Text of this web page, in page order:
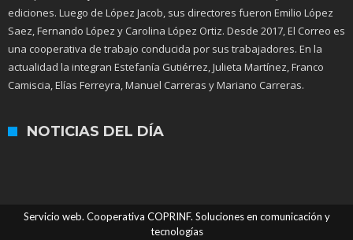
ediciones. Luego de López Jacob, sus directores fueron Emilio López
Saez, Fernando López y Carolina López Ortiz. Desde 2017, El Correo es
una cooperativa de trabajo conducida por sus trabajadores. En la
actualidad la integran Estefanía Gutiérrez, Julieta Martínez, Franco
Camiscia, Elías Ferreyra, Manuel Carreras y Mariano Carreras.
NOTICIAS DEL DÍA
Servicio web. Cooperativa COPRINF. Soluciones en comunicación y
tecnologías